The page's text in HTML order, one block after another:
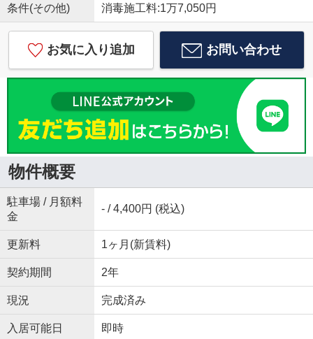
条件(その他) 消毒施工料:1万7,050円
お気に入り追加 お問い合わせ
物件概要
駐車場 / 月額料
金
- / 4,400円 (税込)
更新料 1ヶ月(新賃料)
契約期間 2年
現況 完成済み
入居可能日 即時